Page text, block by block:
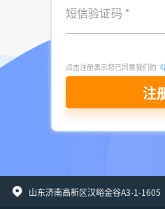
短信验证码 *
点击注册表示您已同意我们的
注
山东济南高新区汉峪金谷A3-1-1605